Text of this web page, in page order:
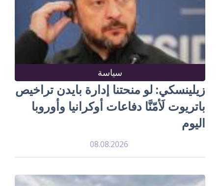
سياسة
زيلينسكي: لو منحتنا إدارة بايدن تراخيص
باتريوت لَأمّنَّا دفاعات أوكرانيا وأوروبا
اليوم
08.08.2026